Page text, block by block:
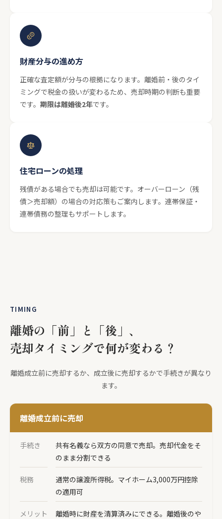
財産分与の進め方
正確な査定額が分与の根拠になります。離婚前・後のタイ
ミングで税金の扱いが変わるため、売却時期の判断も重要
です。 期限は離婚後2年です。
住宅ローンの処理
残債がある場合でも売却は可能です。オーバーローン（残
債＞売却額）の場合の対応策もご案内します。連帯保証・
連帯債務の整理もサポートします。
TIMING
離婚の「前」と「後」、
売却タイミングで何が変わる？
離婚成立前に売却するか、成立後に売却するかで手続きが異なり
ます。
離婚成立前に売却
手続き
共有名義なら双方の同意で売却。売却代金をそ
のまま分割できる
税務
通常の譲渡所得税。マイホーム3,000万円控除
の適用可
メリット
離婚時に財産を清算済みにできる。離婚後のや